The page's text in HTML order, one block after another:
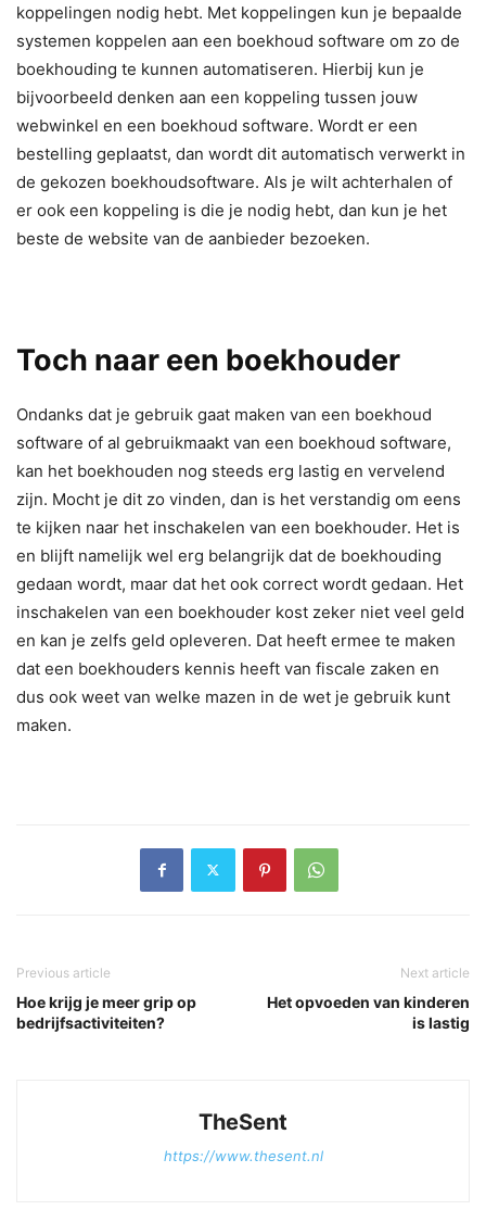
koppelingen nodig hebt. Met koppelingen kun je bepaalde
systemen koppelen aan een boekhoud software om zo de
boekhouding te kunnen automatiseren. Hierbij kun je
bijvoorbeeld denken aan een koppeling tussen jouw
webwinkel en een boekhoud software. Wordt er een
bestelling geplaatst, dan wordt dit automatisch verwerkt in
de gekozen boekhoudsoftware. Als je wilt achterhalen of
er ook een koppeling is die je nodig hebt, dan kun je het
beste de website van de aanbieder bezoeken.
Toch naar een boekhouder
Ondanks dat je gebruik gaat maken van een boekhoud
software of al gebruikmaakt van een boekhoud software,
kan het boekhouden nog steeds erg lastig en vervelend
zijn. Mocht je dit zo vinden, dan is het verstandig om eens
te kijken naar het inschakelen van een boekhouder. Het is
en blijft namelijk wel erg belangrijk dat de boekhouding
gedaan wordt, maar dat het ook correct wordt gedaan. Het
inschakelen van een boekhouder kost zeker niet veel geld
en kan je zelfs geld opleveren. Dat heeft ermee te maken
dat een boekhouders kennis heeft van fiscale zaken en
dus ook weet van welke mazen in de wet je gebruik kunt
maken.
Previous article
Hoe krijg je meer grip op
bedrijfsactiviteiten?
Next article
Het opvoeden van kinderen
is lastig
TheSent
https://www.thesent.nl